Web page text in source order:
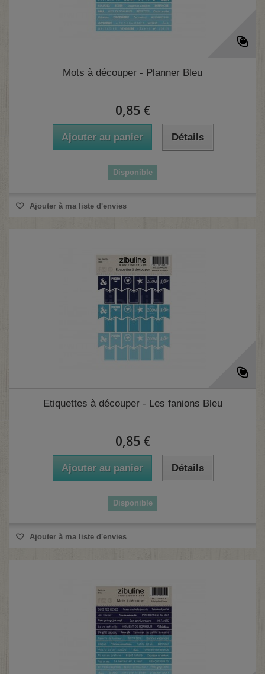
Mots à découper - Planner Bleu
0,85 €
Ajouter au panier Détails
Disponible
Ajouter à ma liste d'envies
Etiquettes à découper - Les fanions Bleu
0,85 €
Ajouter au panier Détails
Disponible
Ajouter à ma liste d'envies